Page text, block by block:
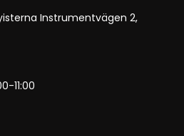
Instrumentvägen 2,
11:00